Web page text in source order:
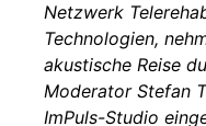
Netzwerk
Technologien,
akustische Reise
Moderator Stefan
ImPuls-Studio